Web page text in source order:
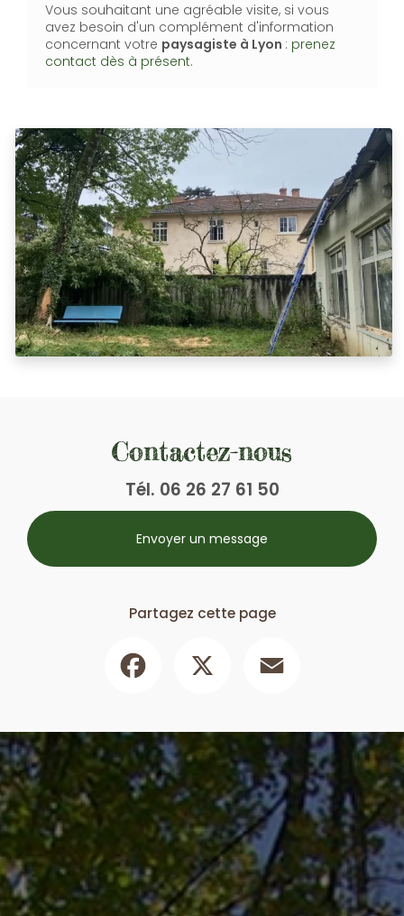
Vous souhaitant une agréable visite, si vous
avez besoin d'un complément d'information
concernant votre paysagiste à Lyon : prenez
contact dès à présent.
Contactez-nous
Tél. 06 26 27 61 50
Envoyer un message
Partagez cette page